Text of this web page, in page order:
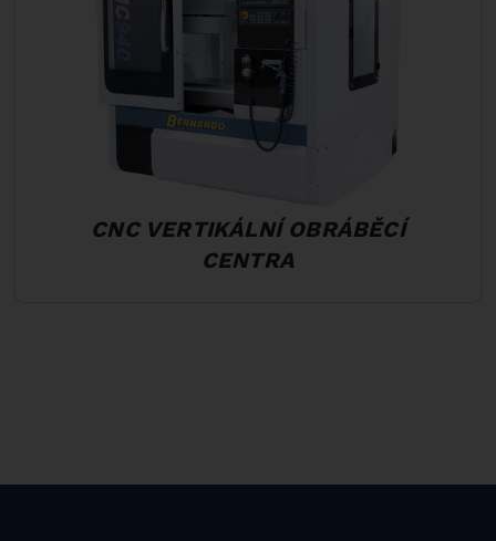
CNC VERTIKÁLNÍ OBRÁBĚCÍ
CENTRA